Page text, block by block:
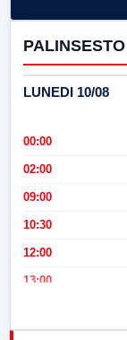
LUNEDI 10/08
00:00
02:00
09:00
10:30
12:00
13:00